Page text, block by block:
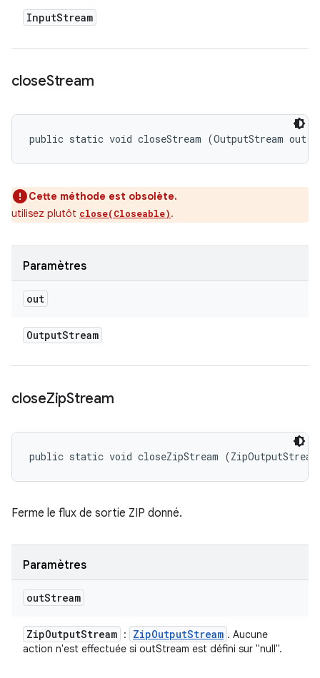
InputStream
closeStream
public static void closeStream (OutputStream out)
Cette méthode est obsolète.
utilisez plutôt close(Closeable).
Paramètres
out
OutputStream
closeZipStream
public static void closeZipStream (ZipOutputStream
Ferme le flux de sortie ZIP donné.
Paramètres
outStream
ZipOutputStream : ZipOutputStream . Aucune
action n'est effectuée si outStream est défini sur "null".